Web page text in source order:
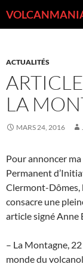
ACTUALITÉS
LA
MARS 24, 2016
Pour annoncer
Permanent
Clermont-Dômes,
consacre une
article signé Anne
– La Montagne,
monde du